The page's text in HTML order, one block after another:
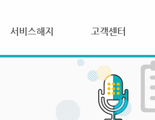
서비스해지 고객센터